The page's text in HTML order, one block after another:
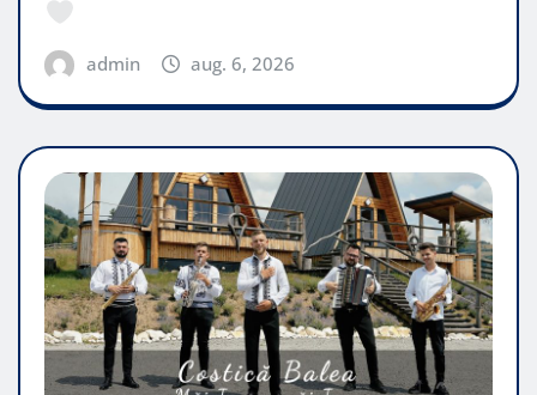
admin aug. 6, 2026